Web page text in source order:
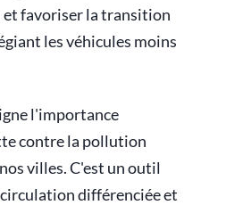
favoriser la transition
les véhicules moins
l'importance
contre la pollution
villes. C'est un outil
différenciée et